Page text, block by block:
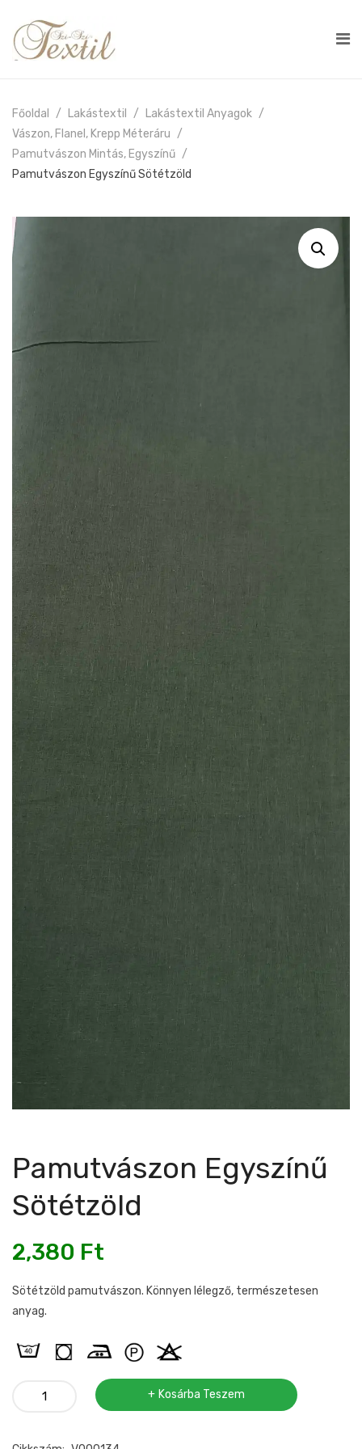
Főoldal Lakástextil
Lakástextil Anyagok
Vászon, Flanel, Krepp Méteráru
Pamutvászon Mintás, Egyszínű
Pamutvászon Egyszínű Sötétzöld
Pamutvászon Egyszínű
Sötétzöld
2,380 Ft
Sötétzöld pamutvászon. Könnyen lélegző, természetesen
anyag.
Pamutvászon
Kosárba Teszem